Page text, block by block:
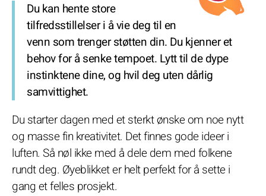
Du kan hente store
tilfredsstillelser i å vie deg til en
venn som trenger støtten din. Du kjenner et
behov for å senke tempoet. Lytt til de dype
instinktene dine, og hvil deg uten dårlig
samvittighet.
Du starter dagen med et sterkt ønske om noe nytt
og masse fin kreativitet. Det finnes gode ideer i
luften. Så nøl ikke med å dele dem med folkene
rundt deg. Øyeblikket er helt perfekt for å sette i
gang et felles prosjekt.